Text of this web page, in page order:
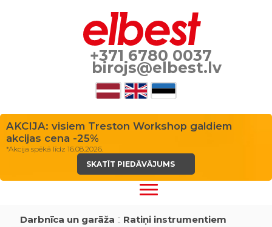
+371 6780 0037
birojs@elbest.lv
AKCIJA: visiem Treston Workshop galdiem
akcijas cena -25%
*Akcija spēkā līdz 16.08.2026.
SKATĪT PIEDĀVĀJUMS
Darbnīca un garāža :: Ratiņi instrumentiem